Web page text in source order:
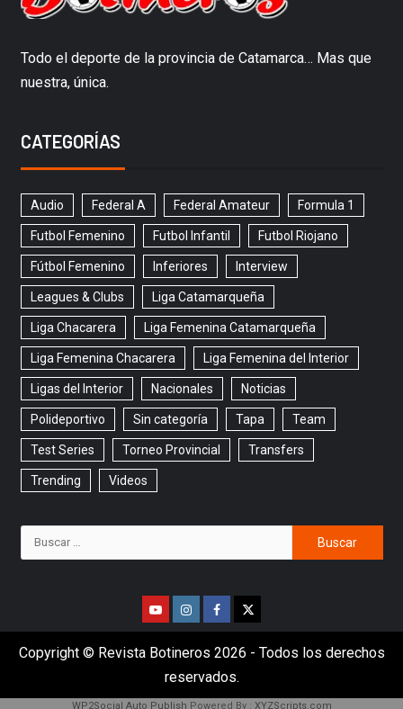
Todo el deporte de la provincia de Catamarca… Mas que
nuestra, única.
CATEGORÍAS
Audio Federal A Federal Amateur Formula 1
Futbol Femenino Futbol Infantil Futbol Riojano
Fútbol Femenino Inferiores Interview
Leagues & Clubs Liga Catamarqueña
Liga Chacarera Liga Femenina Catamarqueña
Liga Femenina Chacarera Liga Femenina del Interior
Ligas del Interior Nacionales Noticias
Polideportivo Sin categoría Tapa Team
Test Series Torneo Provincial Transfers
Trending Videos
Copyright © Revista Botineros 2026 - Todos los derechos
reservados.
WP2Social Auto Publish Powered By : XYZScripts.com